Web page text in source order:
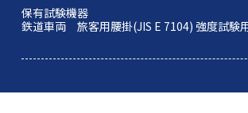
保有試験機器
鉄道車両 旅客用腰掛(JIS E 7104) 強度試験